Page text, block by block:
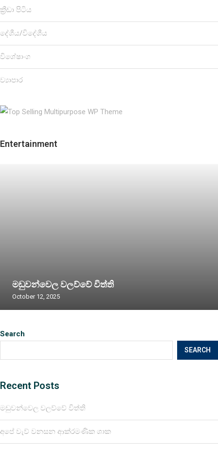
Search
SEARCH
Recent Posts
මඩුවන්වෙල වලව්වේ විත්ති
අපේ වැව් වනසන ආක්රමණික ශාක
ක්‍රීඩා පිටිය
දේශීය/විදේශීය
විශේෂාංග
ව්‍යාපාර
Entertainment
මඩුවන්වෙල වලව්වේ විත්ති
October 12, 2025